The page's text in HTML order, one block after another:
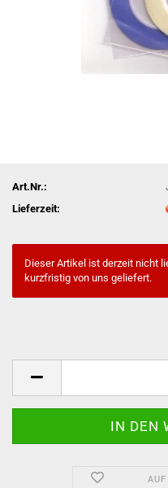
Art.Nr.:
Lieferzeit:
Dieser Artikel ist derzeit nicht
kurzfristig von uns geliefert.